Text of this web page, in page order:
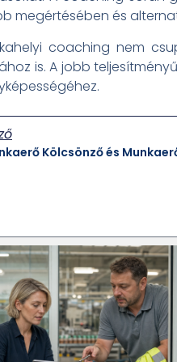
megértésében és
coaching nem
is. A jobb